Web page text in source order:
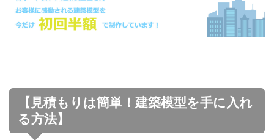
【見積もりは簡単！建築模型を手に入れ
る方法】